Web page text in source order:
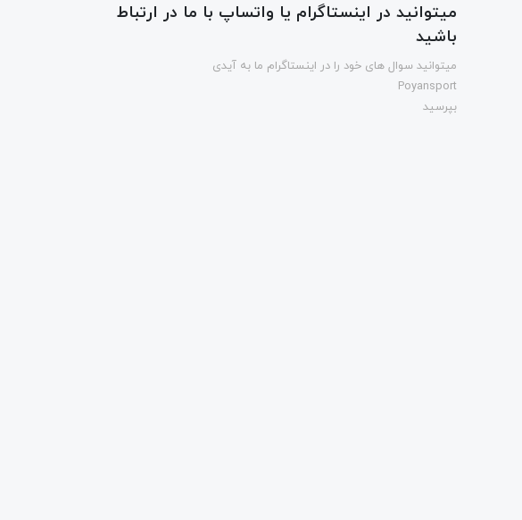
میتوانید در اینستاگرام یا واتساپ با ما در ارتباط
باشید
میتوانید سوال های خود را در اینستاگرام ما به آیدی
Poyansport
بپرسید